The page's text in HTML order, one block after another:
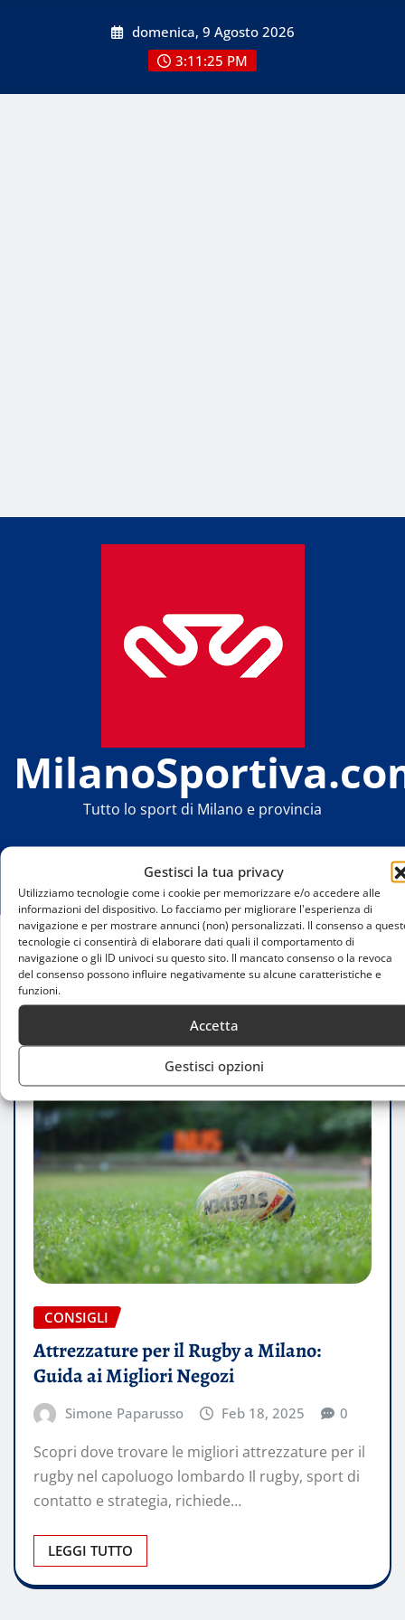
Gestisci la tua privacy
Utilizziamo tecnologie come i cookie per memorizzare e/o accedere alle
informazioni del dispositivo. Lo facciamo per migliorare l'esperienza di
navigazione e per mostrare annunci (non) personalizzati. Il consenso a
tecnologie ci consentirà di elaborare dati quali il comportamento di
navigazione o gli ID univoci su questo sito. Il mancato consenso o la revoca
del consenso possono influire negativamente su alcune caratteristiche e
funzioni.
Accetta
Gestisci opzioni
domenica, 9 Agosto 2026
3:11:26 PM
Tutto lo sport di Milano e provincia
Home
Attrezzature per il Rugby a Milano: Guida ai
Migliori Negozi
CONSIGLI
Attrezzature per il Rugby a Milano:
Guida ai Migliori Negozi
Simone Paparusso Feb 18, 2025 0
Scopri dove trovare le migliori attrezzature per il
rugby nel capoluogo lombardo Il rugby, sport di
contatto e strategia, richiede…
LEGGI TUTTO